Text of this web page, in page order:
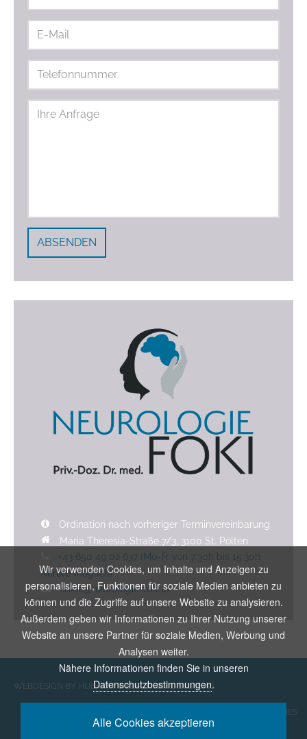
ABSENDEN
Ordination nach vorheriger Terminvereinbarung
Maria Theresia-Straße 7/3, 3100 St. Pölten
+43 650 49 02 637 (Mo-Fr von 7:30h bis 15:30h
Anrufe möglich)
office@neurologie-foki.at
WEBDESIGN BY HUBAX IT & ELECTRONIC SYSTEMS
DATENSCHUTZ & COOKIES
Wir verwenden Cookies, um Inhalte und Anzeigen zu
personalisieren, Funktionen für soziale Medien anbieten zu
können und die Zugriffe auf unsere Website zu analysieren.
Außerdem geben wir Informationen zu Ihrer Nutzung unserer
Website an unsere Partner für soziale Medien, Werbung und
Analysen weiter.
Nähere Informationen finden Sie in unseren
Datenschutzbestimmungen.
Alle Cookies akzeptieren